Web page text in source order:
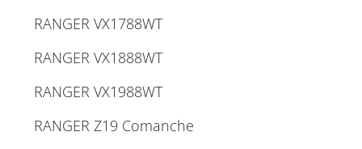
RANGER VX1788WT
RANGER VX1888WT
RANGER VX1988WT
RANGER Z19 Comanche